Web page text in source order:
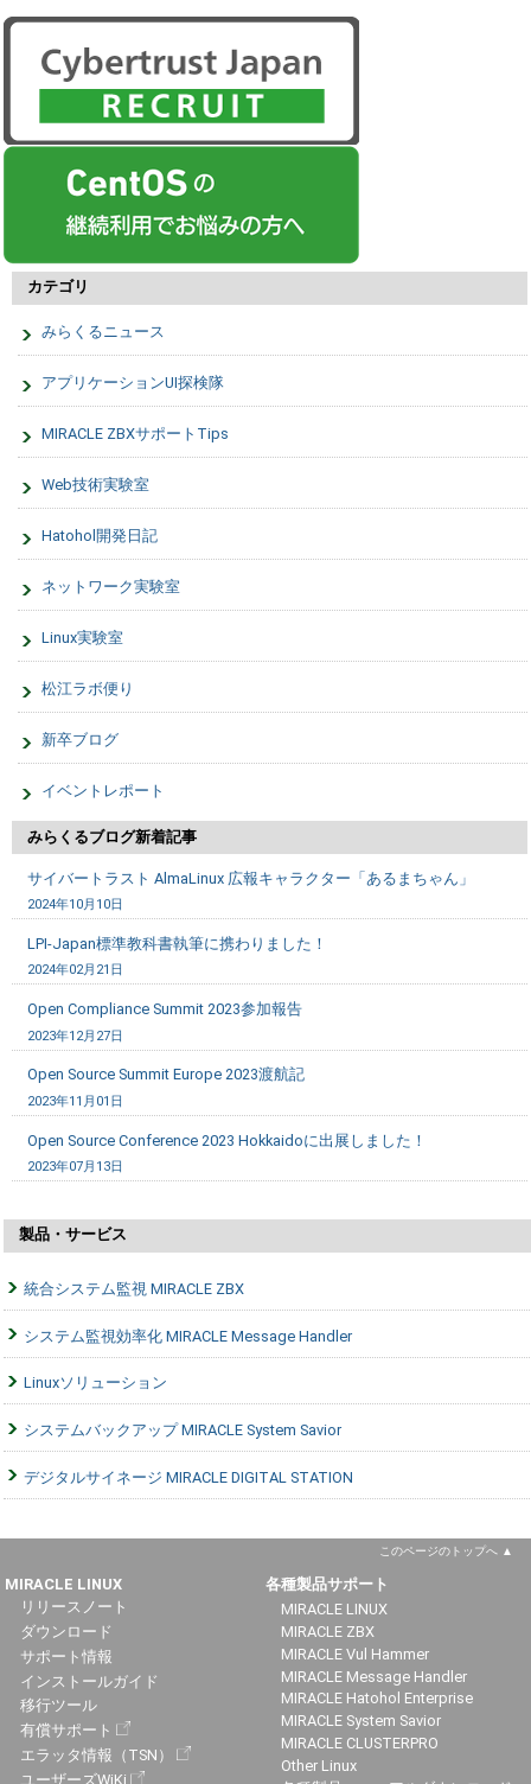
カテゴリ
みらくるニュース
アプリケーションUI探検隊
MIRACLE ZBXサポートTips
Web技術実験室
Hatohol開発日記
ネットワーク実験室
Linux実験室
松江ラボ便り
新卒ブログ
イベントレポート
みらくるブログ新着記事
サイバートラスト AlmaLinux 広報キャラクター「あるまちゃん」
2024年10月10日
LPI-Japan標準教科書執筆に携わりました！
2024年02月21日
Open Compliance Summit 2023参加報告
2023年12月27日
Open Source Summit Europe 2023渡航記
2023年11月01日
Open Source Conference 2023 Hokkaidoに出展しました！
2023年07月13日
製品・サービス
統合システム監視 MIRACLE ZBX
システム監視効率化 MIRACLE Message Handler
Linuxソリューション
システムバックアップ MIRACLE System Savior
デジタルサイネージ MIRACLE DIGITAL STATION
このページのトップへ
MIRACLE LINUX
リリースノート
ダウンロード
サポート情報
インストールガイド
移行ツール
有償サポート
エラッタ情報（TSN）
ユーザーズWiKi
各種製品サポート
MIRACLE LINUX
MIRACLE ZBX
MIRACLE Vul Hammer
MIRACLE Message Handler
MIRACLE Hatohol Enterprise
MIRACLE System Savior
MIRACLE CLUSTERPRO
Other Linux